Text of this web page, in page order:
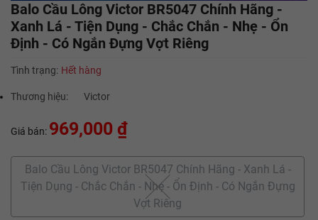
Balo Cầu Lông Victor BR5047 Chính Hãng -
Xanh Lá - Tiện Dụng - Chắc Chắn - Nhẹ - Ổn
Định - Có Ngắn Đựng Vợt Riêng
Tình trạng: Hết hàng
Thương hiệu: Victor
Giá bán: 969,000 ₫
Balo Cầu Lông Victor BR5047 Chính Hãng - Xanh Lá -
Tiện Dụng - Chắc Chắn - Nhẹ - Ổn Định - Có Ngắn Đựng
Vợt Riêng